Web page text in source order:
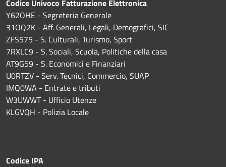
Codice Univoco Fatturazione Elettronica
Y62OHE - Segreteria Generale
31OQ2K - Aff. Generali, Legali, Demografici, SIC
ZFS575 - S. Culturali, Turismo, Sport
7RXLC9 - S. Sociali, Scuola, Politiche della casa
AT9G59 - S. Economici e Finanziari
U0RTZV - Serv. Tecnici, Commercio, SUAP
IMQ0WA - Entrate e tributi
W3UWWT - Ufficio Utenze
KLGVQH - Polizia Locale
Codice IPA